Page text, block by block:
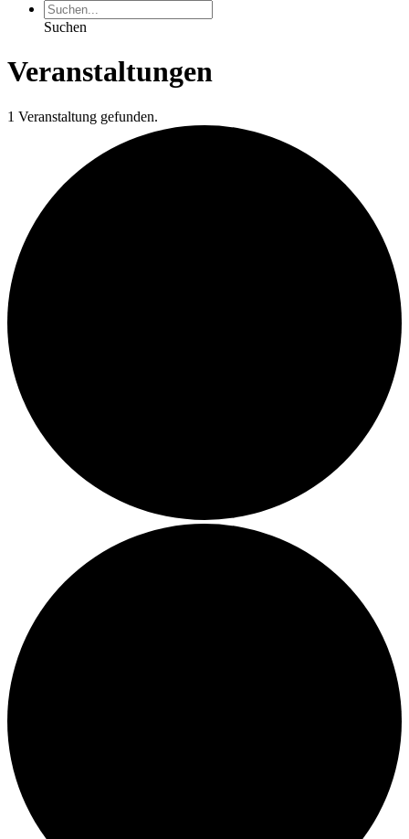
Suchen
Veranstaltungen
1 Veranstaltung gefunden.